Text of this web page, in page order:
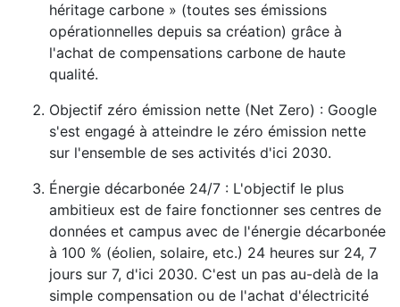
héritage carbone » (toutes ses émissions
opérationnelles depuis sa création) grâce à
l'achat de compensations carbone de haute
qualité.
Objectif zéro émission nette (Net Zero) : Google
s'est engagé à atteindre le zéro émission nette
sur l'ensemble de ses activités d'ici 2030.
Énergie décarbonée 24/7 : L'objectif le plus
ambitieux est de faire fonctionner ses centres de
données et campus avec de l'énergie décarbonée
à 100 % (éolien, solaire, etc.) 24 heures sur 24, 7
jours sur 7, d'ici 2030. C'est un pas au-delà de la
simple compensation ou de l'achat d'électricité